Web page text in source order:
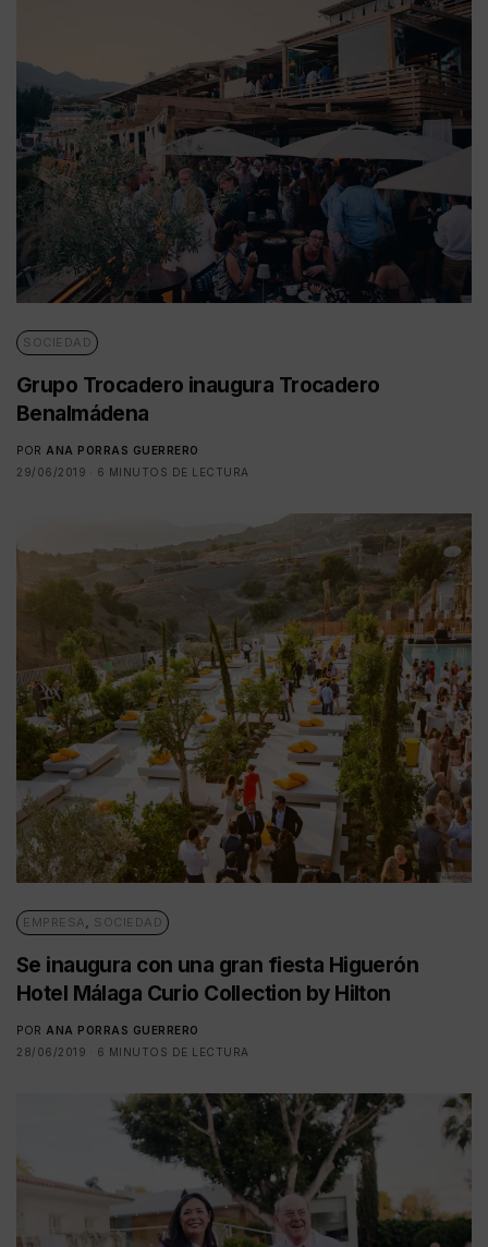
SOCIEDAD
Grupo Trocadero inaugura Trocadero
Benalmádena
POR ANA PORRAS GUERRERO
29/06/2019
6 MINUTOS DE LECTURA
EMPRESA SOCIEDAD
Se inaugura con una gran fiesta Higuerón
Hotel Málaga Curio Collection by Hilton
POR ANA PORRAS GUERRERO
28/06/2019
6 MINUTOS DE LECTURA